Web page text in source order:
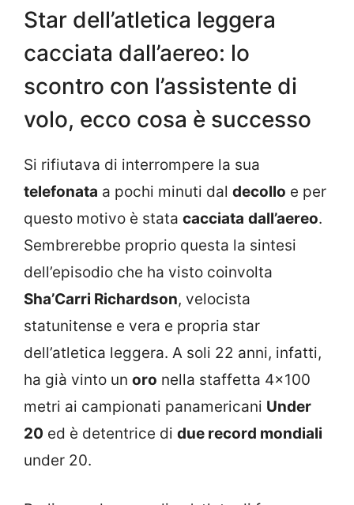
Star dell’atletica leggera
cacciata dall’aereo: lo
scontro con l’assistente di
volo, ecco cosa è successo
Si rifiutava di interrompere la sua
telefonata a pochi minuti dal decollo e per
questo motivo è stata cacciata dall’aereo.
Sembrerebbe proprio questa la sintesi
dell’episodio che ha visto coinvolta
Sha’Carri Richardson, velocista
statunitense e vera e propria star
dell’atletica leggera. A soli 22 anni, infatti,
ha già vinto un oro nella staffetta 4×100
metri ai campionati panamericani Under
20 ed è detentrice di due record mondiali
under 20.